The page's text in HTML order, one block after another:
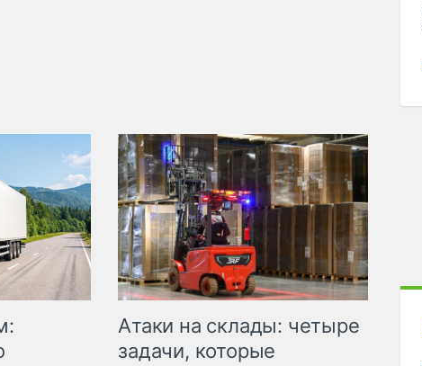
Атаки на склады: четыре
задачи, которые